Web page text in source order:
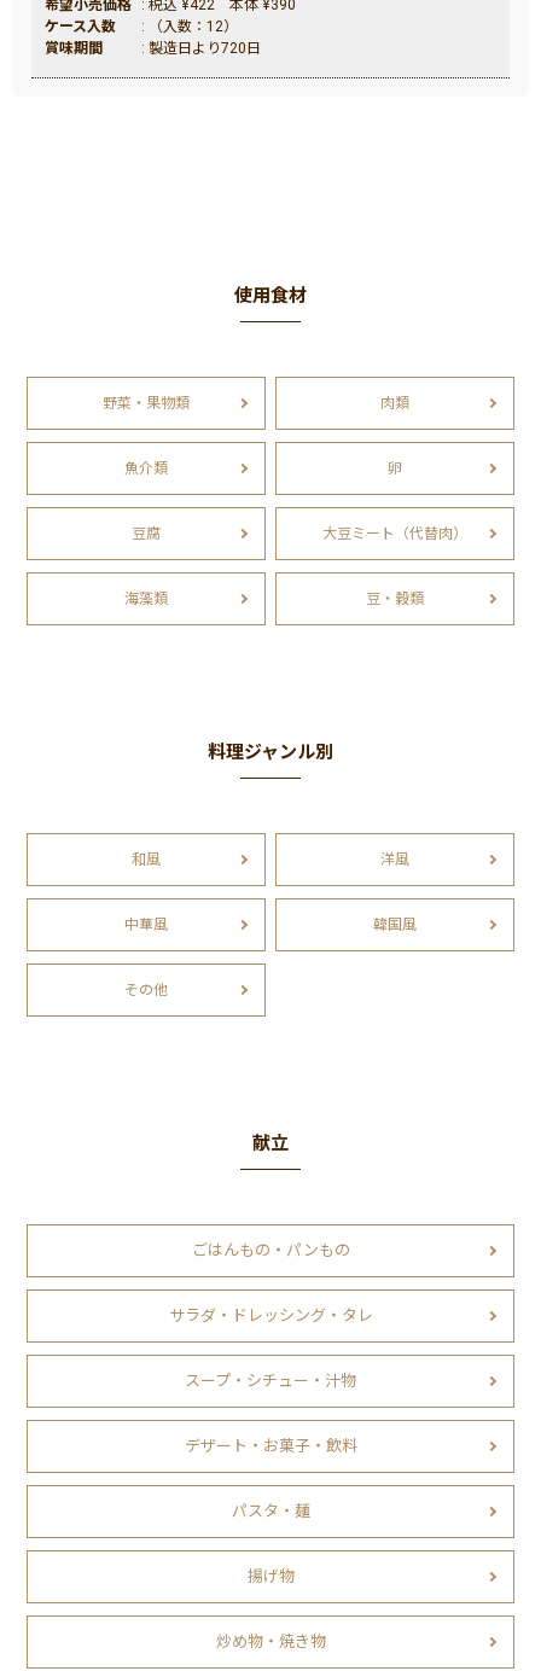
希望小売価格
: 税込 ¥422 本体 ¥390
ケース入数
: （入数：12）
賞味期間
: 製造日より720日
使用食材
野菜・果物類 肉類
魚介類 卵
豆腐 大豆ミート（代替肉）
海藻類 豆・穀類
料理ジャンル別
和風 洋風
中華風 韓国風
その他
献立
ごはんもの・パンもの
サラダ・ドレッシング・タレ
スープ・シチュー・汁物
デザート・お菓子・飲料
パスタ・麺
揚げ物
炒め物・焼き物